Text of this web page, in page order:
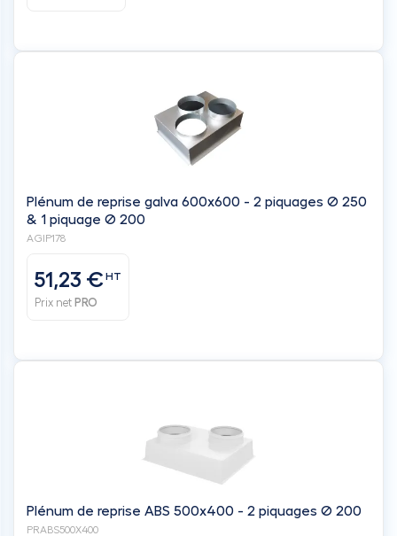
Plénum de reprise galva 600x600 - 2 piquages Ø 250
& 1 piquage Ø 200
AGIP178
51,23 €HT
Prix net PRO
Plénum de reprise ABS 500x400 - 2 piquages Ø 200
PRABS500X400